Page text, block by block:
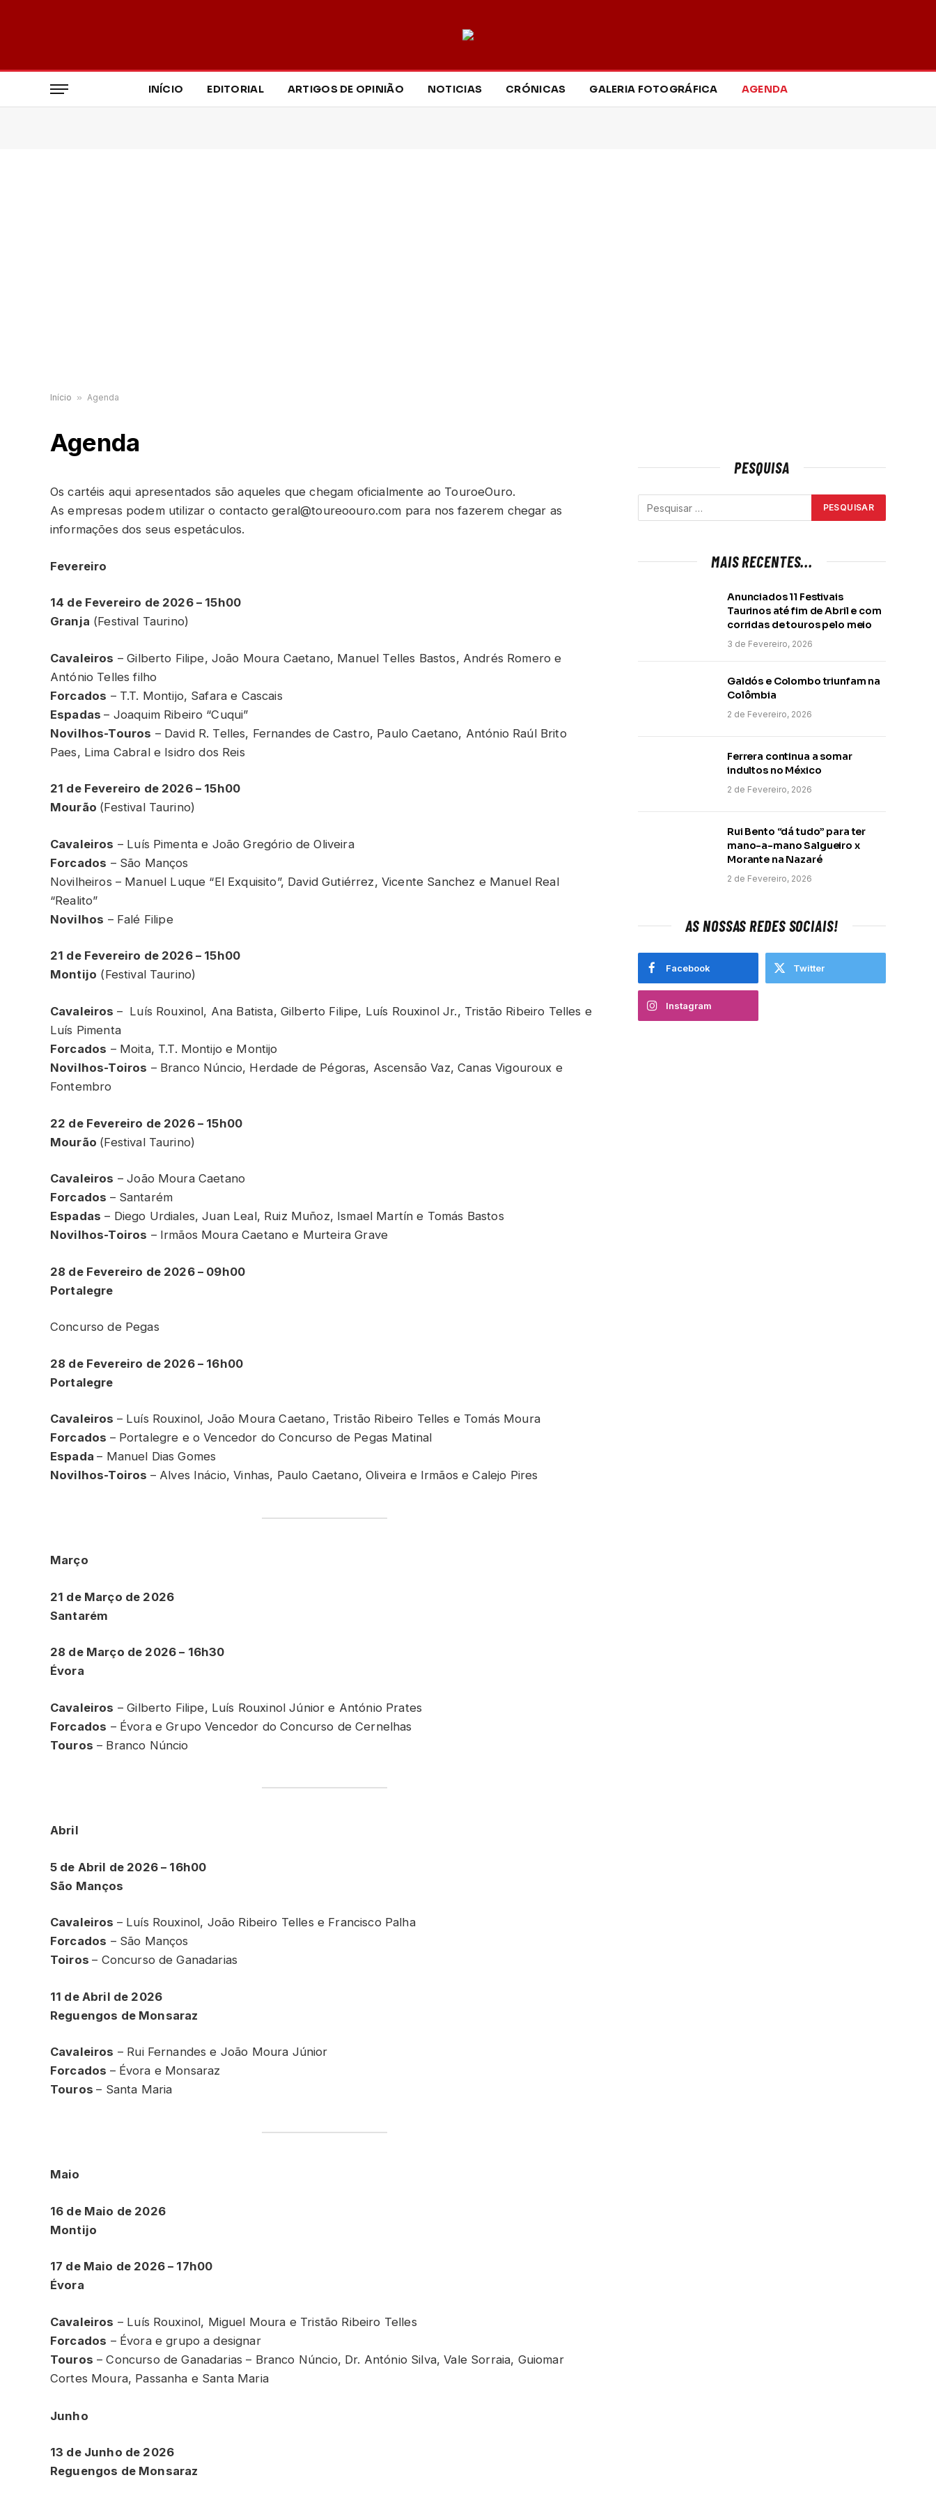
INÍCIO EDITORIAL ARTIGOS DE OPINIÃO NOTICIAS CRÓNICAS GALERIA FOTOGRÁFICA AGENDA
Início » Agenda
Agenda
Os cartéis aqui apresentados são aqueles que chegam oficialmente ao TouroeOuro.
As empresas podem utilizar o contacto geral@toureoouro.com para nos fazerem chegar as
informações dos seus espetáculos.
Fevereiro
14 de Fevereiro de 2026 – 15h00
Granja (Festival Taurino)
Cavaleiros – Gilberto Filipe, João Moura Caetano, Manuel Telles Bastos, Andrés Romero e
António Telles filho
Forcados – T.T. Montijo, Safara e Cascais
Espadas– Joaquim Ribeiro “Cuqui”
Novilhos-Touros – David R. Telles, Fernandes de Castro, Paulo Caetano, António Raúl Brito
Paes, Lima Cabral e Isidro dos Reis
21 de Fevereiro de 2026 – 15h00
Mourão (Festival Taurino)
Cavaleiros – Luís Pimenta e João Gregório de Oliveira
Forcados – São Manços
Novilheiros – Manuel Luque “El Exquisito”, David Gutiérrez, Vicente Sanchez e Manuel Real
“Realito”
Novilhos – Falé Filipe
21 de Fevereiro de 2026 – 15h00
Montijo (Festival Taurino)
Cavaleiros – Luís Rouxinol, Ana Batista, Gilberto Filipe, Luís Rouxinol Jr., Tristão Ribeiro Telles e
Luís Pimenta
Forcados – Moita, T.T. Montijo e Montijo
Novilhos-Toiros – Branco Núncio, Herdade de Pégoras, Ascensão Vaz, Canas Vigouroux e
Fontembro
22 de Fevereiro de 2026 – 15h00
Mourão (Festival Taurino)
Cavaleiros – João Moura Caetano
Forcados – Santarém
Espadas – Diego Urdiales, Juan Leal, Ruiz Muñoz, Ismael Martín e Tomás Bastos
Novilhos-Toiros – Irmãos Moura Caetano e Murteira Grave
28 de Fevereiro de 2026 – 09h00
Portalegre
Concurso de Pegas
28 de Fevereiro de 2026 – 16h00
Portalegre
Cavaleiros – Luís Rouxinol, João Moura Caetano, Tristão Ribeiro Telles e Tomás Moura
Forcados – Portalegre e o Vencedor do Concurso de Pegas Matinal
Espada– Manuel Dias Gomes
Novilhos-Toiros – Alves Inácio, Vinhas, Paulo Caetano, Oliveira e Irmãos e Calejo Pires
Março
21 de Março de 2026
Santarém
28 de Março de 2026 – 16h30
Évora
Cavaleiros – Gilberto Filipe, Luís Rouxinol Júnior e António Prates
Forcados – Évora e Grupo Vencedor do Concurso de Cernelhas
Touros – Branco Núncio
Abril
5 de Abril de 2026 – 16h00
São Manços
Cavaleiros – Luís Rouxinol, João Ribeiro Telles e Francisco Palha
Forcados – São Manços
Toiros– Concurso de Ganadarias
11 de Abril de 2026
Reguengos de Monsaraz
Cavaleiros – Rui Fernandes e João Moura Júnior
Forcados – Évora e Monsaraz
Touros– Santa Maria
Maio
16 de Maio de 2026
Montijo
17 de Maio de 2026 – 17h00
Évora
Cavaleiros – Luís Rouxinol, Miguel Moura e Tristão Ribeiro Telles
Forcados – Évora e grupo a designar
Touros – Concurso de Ganadarias – Branco Núncio, Dr. António Silva, Vale Sorraia, Guiomar
Cortes Moura, Passanha e Santa Maria
Junho
13 de Junho de 2026
Reguengos de Monsaraz
PESQUISA
MAIS RECENTES...
Anunciados 11 Festivais
Taurinos até fim de Abril e com
corridas de touros pelo meio
3 de Fevereiro, 2026
Galdós e Colombo triunfam na
Colômbia
2 de Fevereiro, 2026
Ferrera continua a somar
indultos no México
2 de Fevereiro, 2026
Rui Bento “dá tudo” para ter
mano-a-mano Salgueiro x
Morante na Nazaré
2 de Fevereiro, 2026
AS NOSSAS REDES SOCIAIS!
Facebook Twitter
Instagram